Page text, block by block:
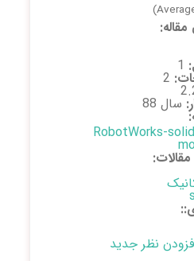
1
2
سال 88
RobotWorks-
نظر جدید